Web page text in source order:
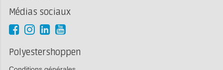
Médias sociaux
Polyestershoppen